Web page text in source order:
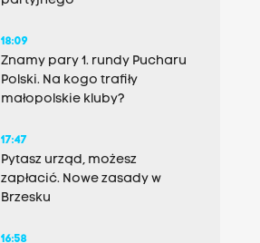
18:09
Znamy pary 1. rundy Pucharu
Polski. Na kogo trafiły
małopolskie kluby?
17:47
Pytasz urząd, możesz
zapłacić. Nowe zasady w
Brzesku
16:58